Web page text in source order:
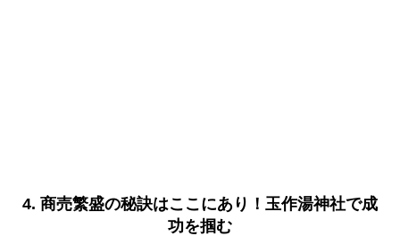
4. 商売繁盛の秘訣はここにあり！玉作湯神社で成
功を掴む